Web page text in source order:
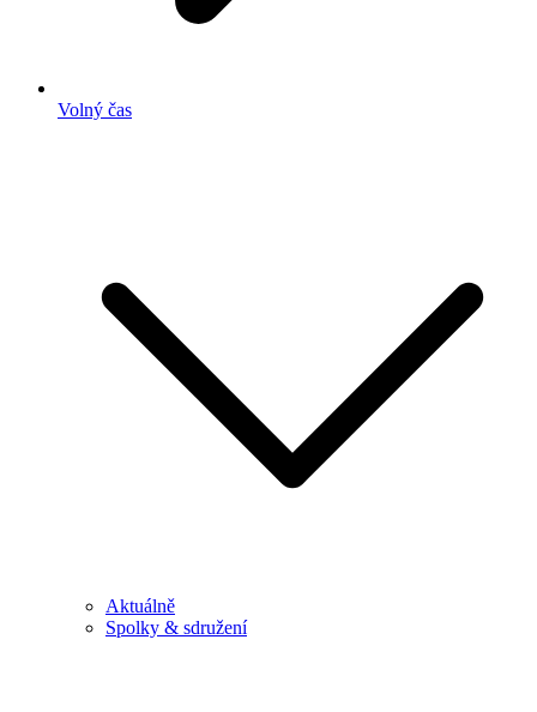
Volný čas
Aktuálně
Spolky & sdružení